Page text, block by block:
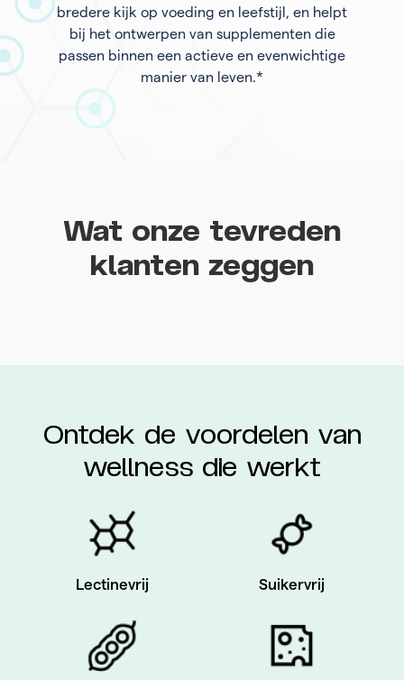
bredere kijk op voeding en leefstijl, en helpt
bij het ontwerpen van supplementen die
passen binnen een actieve en evenwichtige
manier van leven.*
Wat onze tevreden
klanten zeggen
Ontdek de voordelen van
wellness die werkt
Lectinevrij Suikervrij